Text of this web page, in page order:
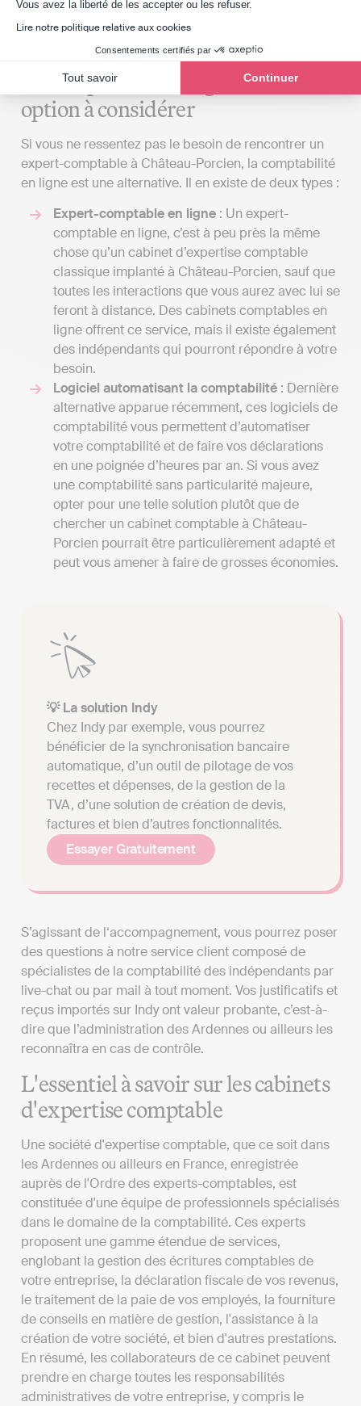
Vous avez la liberté de les accepter ou les refuser.
Lire notre politique relative aux cookies
Consentements certifiés par
Tout savoir Continuer
répondent pas à vos attentes, même si cela
signifie vous déplacer uniquement pour les
rencontres importantes.
La comptabilité en ligne : une
option à considérer
Si vous ne ressentez pas le besoin de rencontrer un
expert-comptable à Château-Porcien, la comptabilité
en ligne est une alternative. Il en existe de deux types :
Expert-comptable en ligne : Un expert-
comptable en ligne, c’est à peu près la même
chose qu’un cabinet d’expertise comptable
classique implanté à Château-Porcien, sauf que
toutes les interactions que vous aurez avec lui se
feront à distance. Des cabinets comptables en
ligne offrent ce service, mais il existe également
des indépendants qui pourront répondre à votre
besoin.
Logiciel automatisant la comptabilité : Dernière
alternative apparue récemment, ces logiciels de
comptabilité vous permettent d’automatiser
votre comptabilité et de faire vos déclarations
en une poignée d’heures par an. Si vous avez
une comptabilité sans particularité majeure,
opter pour une telle solution plutôt que de
chercher un cabinet comptable à Château-
Porcien pourrait être particulièrement adapté et
peut vous amener à faire de grosses économies.
💡 La solution Indy
Chez Indy par exemple, vous pourrez
bénéficier de la synchronisation bancaire
automatique, d’un outil de pilotage de vos
recettes et dépenses, de la gestion de la
TVA, d’une solution de création de devis,
factures et bien d’autres fonctionnalités.
Essayer Gratuitement
S’agissant de l‘accompagnement, vous pourrez poser
des questions à notre service client composé de
spécialistes de la comptabilité des indépendants par
live-chat ou par mail à tout moment. Vos justificatifs et
reçus importés sur Indy ont valeur probante, c’est-à-
dire que l’administration des Ardennes ou ailleurs les
reconnaîtra en cas de contrôle.
L'essentiel à savoir sur les cabinets
d'expertise comptable
Une société d'expertise comptable, que ce soit dans
les Ardennes ou ailleurs en France, enregistrée
auprès de l'Ordre des experts-comptables, est
constituée d'une équipe de professionnels spécialisés
dans le domaine de la comptabilité. Ces experts
proposent une gamme étendue de services,
englobant la gestion des écritures comptables de
votre entreprise, la déclaration fiscale de vos revenus,
le traitement de la paie de vos employés, la fourniture
de conseils en matière de gestion, l'assistance à la
création de votre société, et bien d'autres prestations.
En résumé, les collaborateurs de ce cabinet peuvent
prendre en charge toutes les responsabilités
administratives de votre entreprise, y compris le